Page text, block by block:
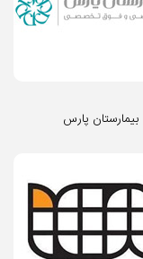
بیمارستان پارس